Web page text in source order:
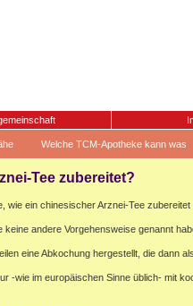
Welche TCM-Apotheke kann was
Tee zubereitet?
wie ein chinesischer Arznei-Tee zubereitet
andere Vorgehensweise genannt
eine Abkochung hergestellt, die dann
-wie im europäischen Sinne üblich- mit